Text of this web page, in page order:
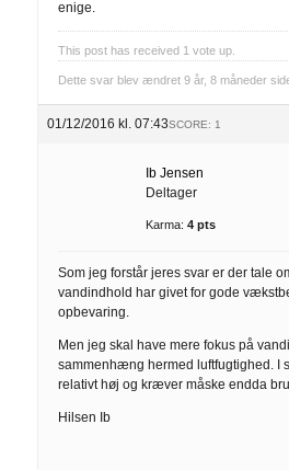
enige.
This post has received 1 vote up.
Dette svar blev ændret 9 år, 8 måneder
01/12/2016 kl. 07:43SCORE: 1
Ib Jensen
Deltager
Karma: 4 pts
Som jeg forstår jeres svar er der tale
vandindhold har givet for gode
opbevaring.
Men jeg skal have mere fokus på
sammenhæng hermed luftfugtighed. I
relativt høj og kræver måske endda
Hilsen Ib